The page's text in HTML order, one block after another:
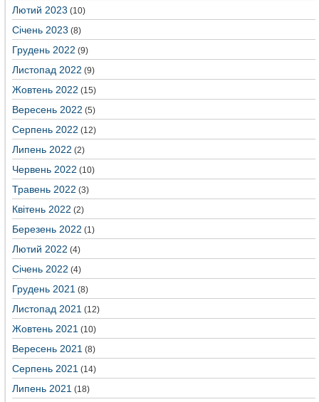
Лютий 2023 (10)
Січень 2023 (8)
Грудень 2022 (9)
Листопад 2022 (9)
Жовтень 2022 (15)
Вересень 2022 (5)
Серпень 2022 (12)
Липень 2022 (2)
Червень 2022 (10)
Травень 2022 (3)
Квітень 2022 (2)
Березень 2022 (1)
Лютий 2022 (4)
Січень 2022 (4)
Грудень 2021 (8)
Листопад 2021 (12)
Жовтень 2021 (10)
Вересень 2021 (8)
Серпень 2021 (14)
Липень 2021 (18)